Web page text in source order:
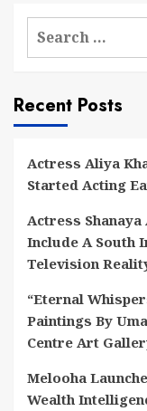
Search
Recent Posts
Actress Aliya
Started Acting
Actress Shanaya
Include A South
Television
“Eternal
Paintings By
Centre Art
Melooha
Wealth